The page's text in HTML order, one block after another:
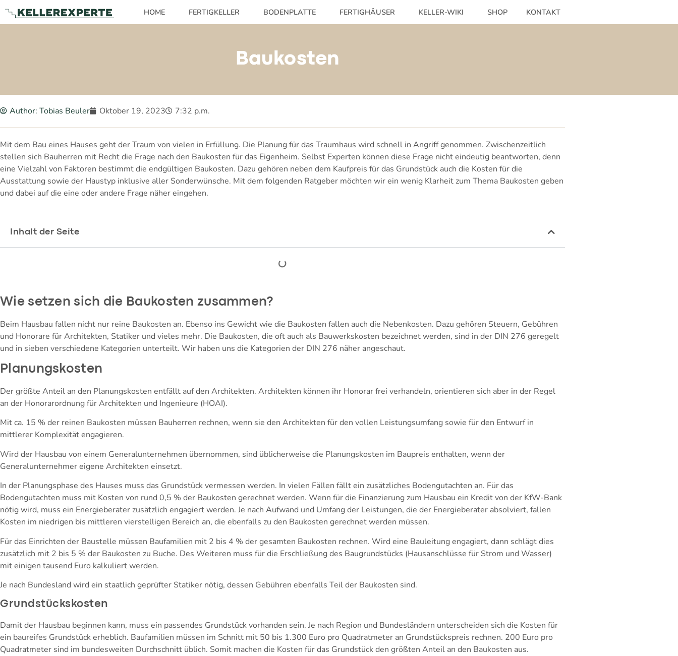
HOME FERTIGKELLER BODENPLATTE FERTIGHÄUSER KELLER-WIKI SHOP KONTAKT
Baukosten
Author: Tobias Beuler Oktober 19, 2023 7:32 p.m.
Mit dem Bau eines Hauses geht der Traum von vielen in Erfüllung. Die Planung für das Traumhaus wird schnell in Angriff genommen. Zwischenzeitlich
stellen sich Bauherren mit Recht die Frage nach den Baukosten für das Eigenheim. Selbst Experten können diese Frage nicht eindeutig beantworten, denn
eine Vielzahl von Faktoren bestimmt die endgültigen Baukosten. Dazu gehören neben dem Kaufpreis für das Grundstück auch die Kosten für die
Ausstattung sowie der Haustyp inklusive aller Sonderwünsche. Mit dem folgenden Ratgeber möchten wir ein wenig Klarheit zum Thema Baukosten geben
und dabei auf die eine oder andere Frage näher eingehen.
Inhalt der Seite
Wie setzen sich die Baukosten zusammen?
Beim Hausbau fallen nicht nur reine Baukosten an. Ebenso ins Gewicht wie die Baukosten fallen auch die Nebenkosten. Dazu gehören Steuern, Gebühren
und Honorare für Architekten, Statiker und vieles mehr. Die Baukosten, die oft auch als Bauwerkskosten bezeichnet werden, sind in der DIN 276 geregelt
und in sieben verschiedene Kategorien unterteilt. Wir haben uns die Kategorien der DIN 276 näher angeschaut.
Planungskosten
Der größte Anteil an den Planungskosten entfällt auf den Architekten. Architekten können ihr Honorar frei verhandeln, orientieren sich aber in der Regel
an der Honorarordnung für Architekten und Ingenieure (HOAI).
Mit ca. 15 % der reinen Baukosten müssen Bauherren rechnen, wenn sie den Architekten für den vollen Leistungsumfang sowie für den Entwurf in
mittlerer Komplexität engagieren.
Wird der Hausbau von einem Generalunternehmen übernommen, sind üblicherweise die Planungskosten im Baupreis enthalten, wenn der
Generalunternehmer eigene Architekten einsetzt.
In der Planungsphase des Hauses muss das Grundstück vermessen werden. In vielen Fällen fällt ein zusätzliches Bodengutachten an. Für das
Bodengutachten muss mit Kosten von rund 0,5 % der Baukosten gerechnet werden. Wenn für die Finanzierung zum Hausbau ein Kredit von der KfW-Bank
nötig wird, muss ein Energieberater zusätzlich engagiert werden. Je nach Aufwand und Umfang der Leistungen, die der Energieberater absolviert, fallen
Kosten im niedrigen bis mittleren vierstelligen Bereich an, die ebenfalls zu den Baukosten gerechnet werden müssen.
Für das Einrichten der Baustelle müssen Baufamilien mit 2 bis 4 % der gesamten Baukosten rechnen. Wird eine Bauleitung engagiert, dann schlägt dies
zusätzlich mit 2 bis 5 % der Baukosten zu Buche. Des Weiteren muss für die Erschließung des Baugrundstücks (Hausanschlüsse für Strom und Wasser)
mit einigen tausend Euro kalkuliert werden.
Je nach Bundesland wird ein staatlich geprüfter Statiker nötig, dessen Gebühren ebenfalls Teil der Baukosten sind.
Grundstückskosten
Damit der Hausbau beginnen kann, muss ein passendes Grundstück vorhanden sein. Je nach Region und Bundesländern unterscheiden sich die Kosten für
ein baureifes Grundstück erheblich. Baufamilien müssen im Schnitt mit 50 bis 1.300 Euro pro Quadratmeter an Grundstückspreis rechnen. 200 Euro pro
Quadratmeter sind im bundesweiten Durchschnitt üblich. Somit machen die Kosten für das Grundstück den größten Anteil an den Baukosten aus.